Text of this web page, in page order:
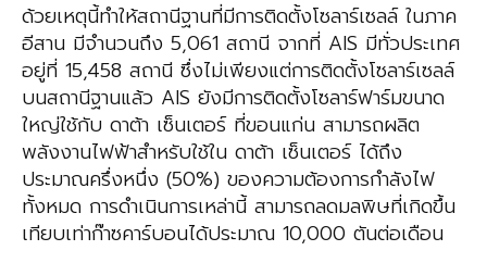
ด้วยเหตุนี้ทำให้สถานีฐานที่มีการติดตั้งโซลาร์เซลล์ ในภาค
อีสาน มีจำนวนถึง 5,061 สถานี จากที่ AIS มีทั่วประเทศ
อยู่ที่ 15,458 สถานี ซึ่งไม่เพียงแต่การติดตั้งโซลาร์เซลล์
บนสถานีฐานแล้ว AIS ยังมีการติดตั้งโซลาร์ฟาร์มขนาด
ใหญ่ใช้กับ ดาต้า เซ็นเตอร์ ที่ขอนแก่น สามารถผลิต
พลังงานไฟฟ้าสำหรับใช้ใน ดาต้า เซ็นเตอร์ ได้ถึง
ประมาณครึ่งหนึ่ง (50%) ของความต้องการกำลังไฟ
ทั้งหมด การดำเนินการเหล่านี้ สามารถลดมลพิษที่เกิดขึ้น
เทียบเท่าก๊าซคาร์บอนได้ประมาณ 10,000 ตันต่อเดือน